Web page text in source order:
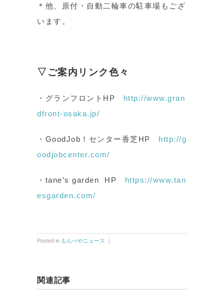
＊他、原付・自動二輪車の駐車場もござ
います。
▽ご案内リンク色々
・グランフロントHP http://www.gran
dfront-osaka.jp/
・GoodJob！センター香芝HP http://g
oodjobcenter.com/
・tane’s garden HP https://www.tan
esgarden.com/
Posted in もんぺやニュース ｜
関連記事